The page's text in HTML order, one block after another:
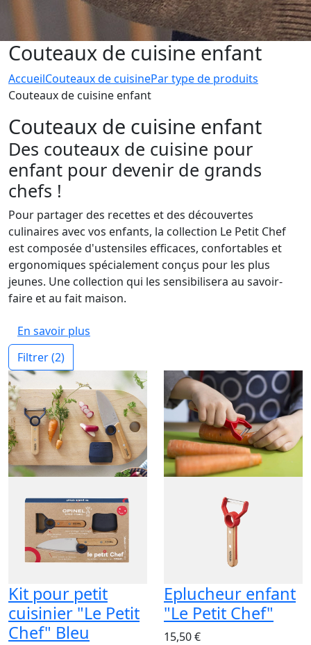
Couteaux de cuisine enfant
AccueilCouteaux de cuisinePar type de produits
Couteaux de cuisine enfant
Couteaux de cuisine enfant
Des couteaux de cuisine pour
enfant pour devenir de grands
chefs !
Pour partager des recettes et des découvertes
culinaires avec vos enfants, la collection Le Petit Chef
est composée d'ustensiles efficaces, confortables et
ergonomiques spécialement conçus pour les plus
jeunes. Une collection qui les sensibilisera au savoir-
faire et au fait maison.
En savoir plus
Filtrer(2)
Kit pour petit
cuisinier "Le Petit
Chef" Bleu
Eplucheur enfant
"Le Petit Chef"
15,50 €